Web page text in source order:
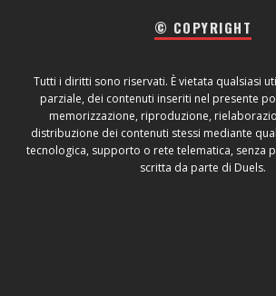
© COPYRIGHT
Tutti i diritti sono riservati. È vietata qualsiasi
parziale, dei contenuti inseriti nel presente
memorizzazione, riproduzione,
distribuzione dei contenuti stessi mediante
tecnologica, supporto o rete telematica, senza
scritta da parte di Duels.